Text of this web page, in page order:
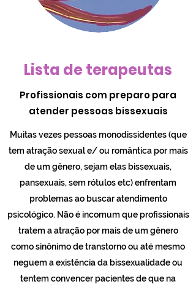
Lista de terapeutas
Profissionais com preparo para
atender pessoas bissexuais
Muitas vezes pessoas monodissidentes (que
tem atração sexual e/ ou romântica por mais
de um gênero, sejam elas bissexuais,
pansexuais, sem rótulos etc) enfrentam
problemas ao buscar atendimento
psicológico. Não é incomum que profissionais
tratem a atração por mais de um gênero
como sinônimo de transtorno ou até mesmo
neguem a existência da bissexualidade ou
tentem convencer pacientes de que na